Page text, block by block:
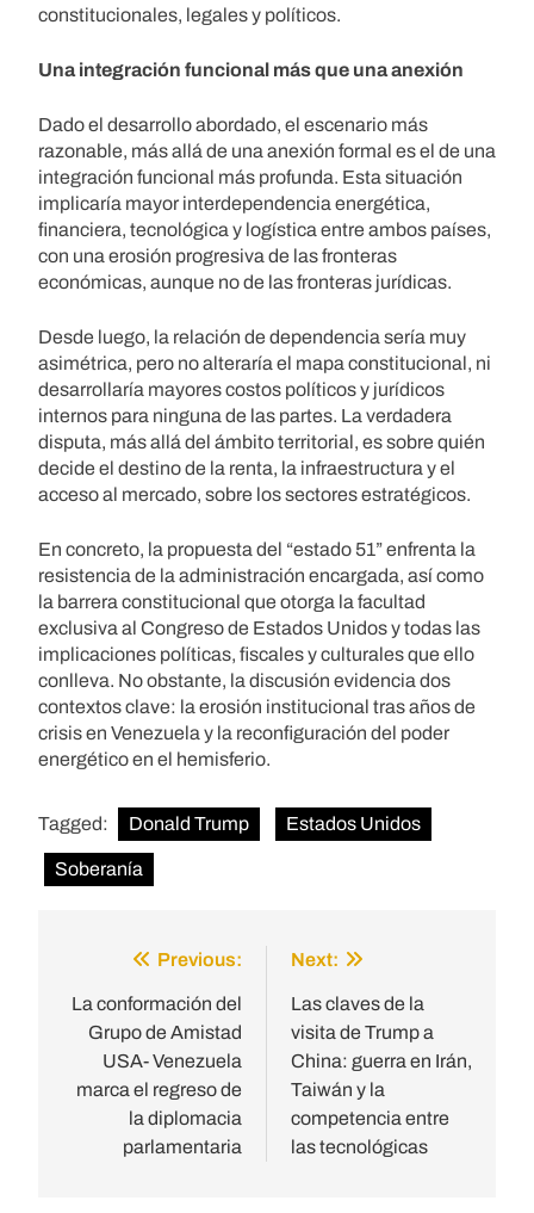
constitucionales, legales y políticos.
Una integración funcional más que una anexión
Dado el desarrollo abordado, el escenario más
razonable, más allá de una anexión formal es el de una
integración funcional más profunda. Esta situación
implicaría mayor interdependencia energética,
financiera, tecnológica y logística entre ambos países,
con una erosión progresiva de las fronteras
económicas, aunque no de las fronteras jurídicas.
Desde luego, la relación de dependencia sería muy
asimétrica, pero no alteraría el mapa constitucional, ni
desarrollaría mayores costos políticos y jurídicos
internos para ninguna de las partes. La verdadera
disputa, más allá del ámbito territorial, es sobre quién
decide el destino de la renta, la infraestructura y el
acceso al mercado, sobre los sectores estratégicos.
En concreto, la propuesta del “estado 51” enfrenta la
resistencia de la administración encargada, así como
la barrera constitucional que otorga la facultad
exclusiva al Congreso de Estados Unidos y todas las
implicaciones políticas, fiscales y culturales que ello
conlleva. No obstante, la discusión evidencia dos
contextos clave: la erosión institucional tras años de
crisis en Venezuela y la reconfiguración del poder
energético en el hemisferio.
Tagged: Donald Trump Estados Unidos
Soberanía
navigation
Previous:
La conformación del
Grupo de Amistad
USA- Venezuela
marca el regreso de
la diplomacia
parlamentaria
Next:
Las claves de la
visita de Trump a
China: guerra en Irán,
Taiwán y la
competencia entre
las tecnológicas